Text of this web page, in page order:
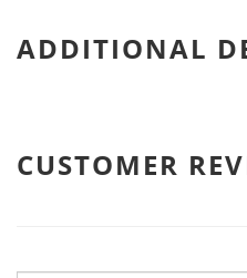
ADDITIONAL
CUSTOMER